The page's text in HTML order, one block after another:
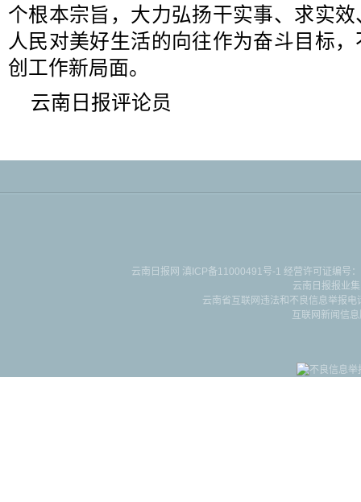
个根本宗旨，大力弘扬干实事、求实
人民对美好生活的向往作为奋斗目标
创工作新局面。
云南日报评论员
云南日报网 滇ICP备11000491号-1 经营许可证编号
云南日报报业
云南省互联网违法和不良信息举报
互联网新闻信